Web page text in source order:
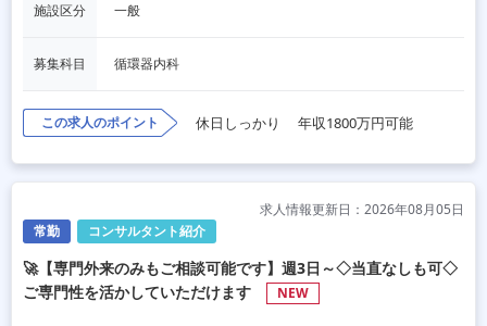
施設区分 一般
募集科目 循環器内科
この求人のポイント 休日しっかり 年収1800万円可能
常勤 コンサルタント紹介
求人情報更新日：2026年08月05日
🚀【専門外来のみもご相談可能です】週3日～◇当直なしも可◇
ご専門性を活かしていただけます
NEW